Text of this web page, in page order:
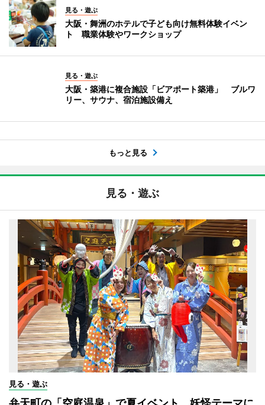
見る・遊ぶ
大阪・舞洲のホテルで子ども向け無料体験イベン
ト 職業体験やワークショップ
見る・遊ぶ
大阪・築港に複合施設「ビアポート築港」 ブルワ
リー、サウナ、宿泊施設備え
もっと見る
見る・遊ぶ
見る・遊ぶ